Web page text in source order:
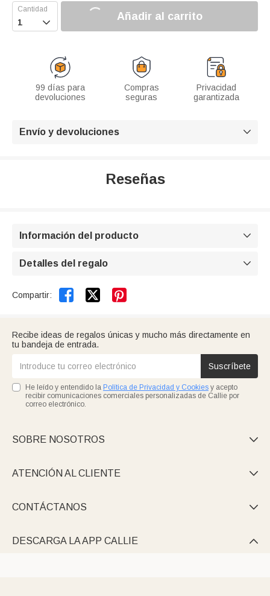
 Añadir al carrito
99 días para
devoluciones
Compras
seguras
Privacidad
garantizada
Envío y devoluciones 
Reseñas
Información del producto 
Detalles del regalo 
Compartir:  
Recibe ideas de regalos únicas y mucho más directamente en
tu bandeja de entrada.
Suscríbete
He leído y entendido la Política de Privacidad y Cookies y acepto
recibir comunicaciones comerciales personalizadas de Callie por
correo electrónico.
SOBRE NOSOTROS 
ATENCIÓN AL CLIENTE 
CONTÁCTANOS 
DESCARGA LA APP CALLIE 